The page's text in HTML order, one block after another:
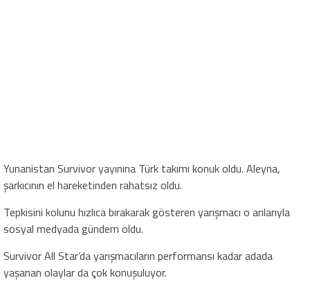
Yunanistan Survivor yayınına Türk takımı konuk oldu. Aleyna,
şarkıcının el hareketinden rahatsız oldu.
Tepkisini kolunu hızlıca bırakarak gösteren yarışmacı o anlarıyla
sosyal medyada gündem oldu.
Survivor All Star’da yarışmacıların performansı kadar adada
yaşanan olaylar da çok konuşuluyor.